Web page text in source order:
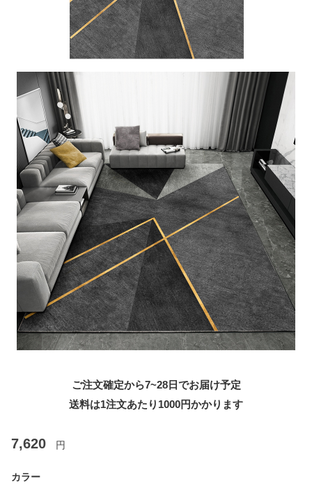
ご注文確定から7~28日でお届け予定
送料は1注文あたり 1000円かかります
7,620 円
カラー